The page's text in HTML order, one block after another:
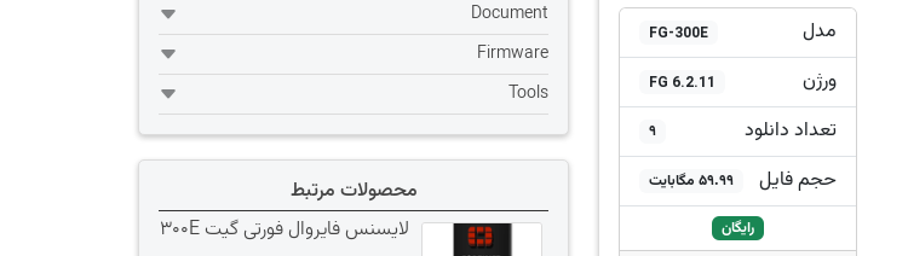
مدل FG-300E
ورژن FG 6.2.11
تعداد دانلود 9
حجم فایل 59.99 مگابایت
رایگان
Document
Firmware
Tools
محصولات مرتبط
لایسنس فایروال فورتی گیت 300E